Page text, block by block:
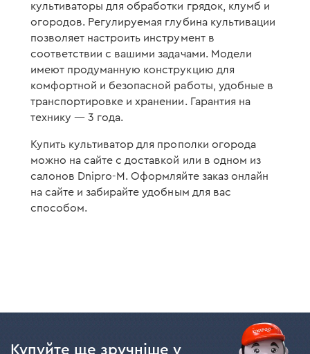
культиваторы для обработки грядок, клумб и
огородов. Регулируемая глубина культивации
позволяет настроить инструмент в
соответствии с вашими задачами. Модели
имеют продуманную конструкцию для
комфортной и безопасной работы, удобные в
транспортировке и хранении. Гарантия на
технику — 3 года.
Купить культиватор для прополки огорода
можно на сайте с доставкой или в одном из
салонов Dnipro-M. Оформляйте заказ онлайн
на сайте и забирайте удобным для вас
способом.
Купуйте ще зручніше у